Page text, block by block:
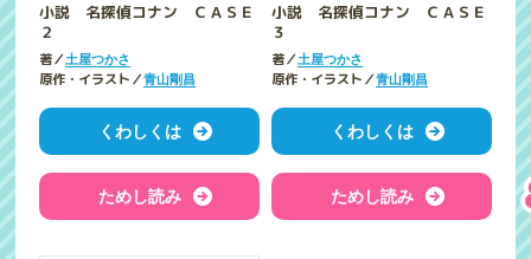
小説 名探偵コナン ＣＡＳＥ
２
著／土屋つかさ
原作・イラスト／青山剛昌
くわしくは
ためし読み
小説 名探偵コナン ＣＡＳＥ
３
著／土屋つかさ
原作・イラスト／青山剛昌
くわしくは
ためし読み